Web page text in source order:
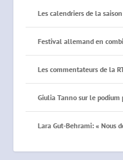
Les calendriers de la
Festival allemand en
Les commentateurs de la
Giulia Tanno sur le podium
Lara Gut-Behrami: « Nous